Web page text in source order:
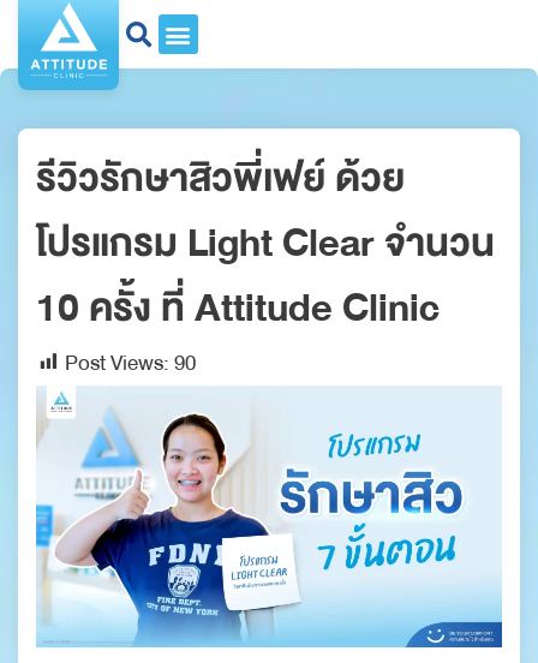
รีวิวรักษาสิวพี่เฟย์ ด้วย
โปรแกรม Light Clear จำนวน
10 ครั้ง ที่ Attitude Clinic
Post Views:90